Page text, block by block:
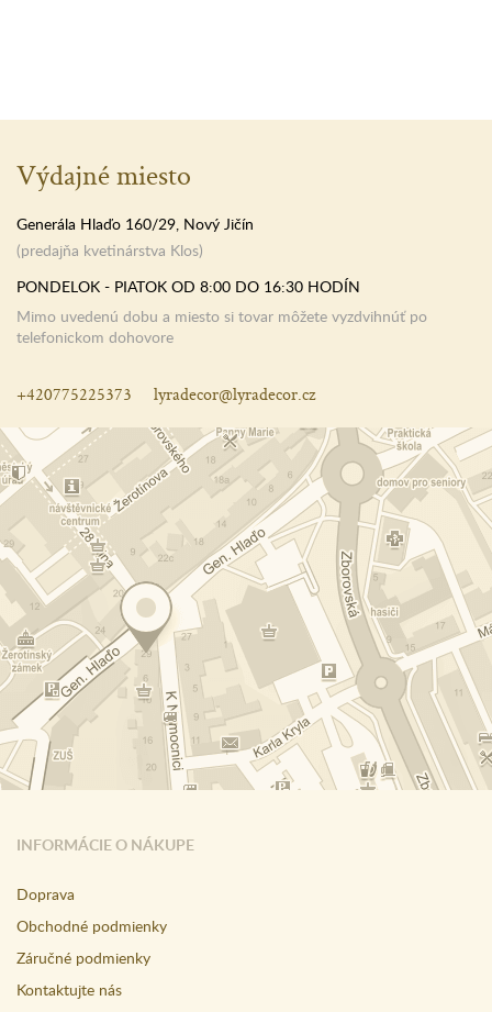
INFORMÁCIE O NÁKUPE
Doprava
Obchodné podmienky
Záručné podmienky
Kontaktujte nás
Výdajné miesto
Generála Hlaďo 160/29, Nový Jičín
(predajňa kvetinárstva Klos)
PONDELOK - PIATOK OD 8:00 DO 16:30 HODÍN
Mimo uvedenú dobu a miesto si tovar môžete vyzdvihnúť po
telefonickom dohovore
+420775225373 lyradecor@lyradecor.cz